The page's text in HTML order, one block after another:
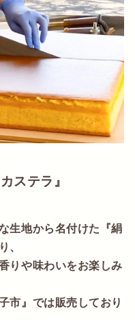
ステラ』
生地から名付けた『絹
、
りや味わいをお楽しみ
市』では販売しており